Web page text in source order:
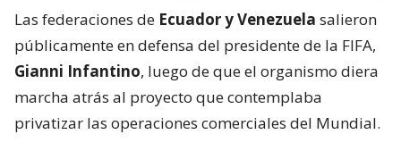
Las federaciones de Ecuador y Venezuela salieron
públicamente en defensa del presidente de la FIFA,
Gianni Infantino, luego de que el organismo diera
marcha atrás al proyecto que contemplaba
privatizar las operaciones comerciales del Mundial.